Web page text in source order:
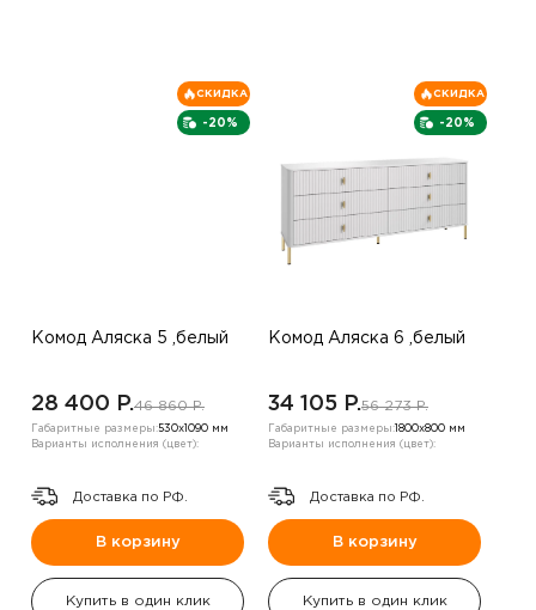
-20%
СКИДКА
Комод Аляска 5 ,белый
28 400 P.46 860 P.
Габаритные размеры:530х1090 мм
Варианты исполнения (цвет):
Доставка по РФ.
В корзину
Купить в один клик
-20%
СКИДКА
Комод Аляска 6 ,белый
34 105 P.56 273 P.
Габаритные размеры: 1800х800 мм
Варианты исполнения (цвет):
Доставка по РФ.
В корзину
Купить в один клик